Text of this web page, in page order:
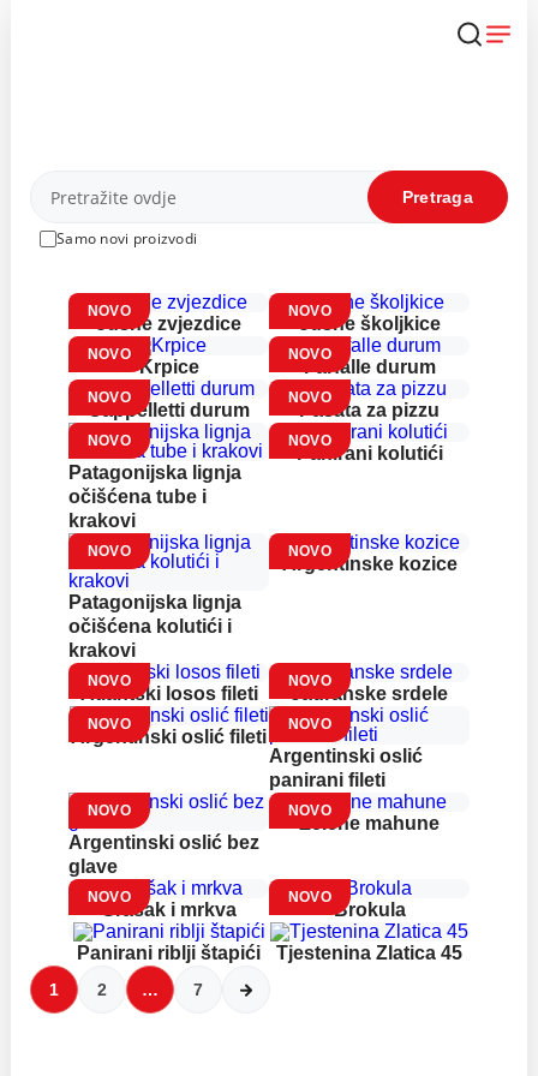
Proizvodi
Samo novi proizvodi
Pretraga
NOVO
Jušne zvjezdice
NOVO
Jušne školjkice
NOVO
Krpice
NOVO
Farfalle durum
NOVO
Cappelletti durum
NOVO
Pasata za pizzu
NOVO
Patagonijska lignja
očišćena tube i
krakovi
NOVO
Panirani kolutići
NOVO
Patagonijska lignja
očišćena kolutići i
krakovi
NOVO
Argentinske kozice
NOVO
Atlantski losos fileti
NOVO
Jadranske srdele
NOVO
Argentinski oslić fileti
NOVO
Argentinski oslić
panirani fileti
NOVO
Argentinski oslić bez
glave
NOVO
Zelene mahune
NOVO
Grašak i mrkva
NOVO
Brokula
Panirani riblji štapići Tjestenina Zlatica 45
1 2 … 7